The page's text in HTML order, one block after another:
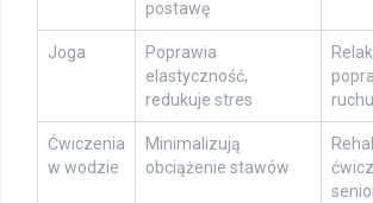
postawę
Joga
Poprawia
elastyczność,
redukuje stres
ruchu
Ćwiczenia
w wodzie
Minimalizują
obciążenie stawów